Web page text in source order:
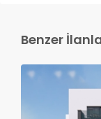
Benzer